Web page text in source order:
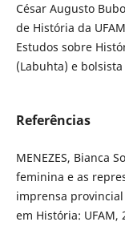
César Augusto
de História da
Estudos sobre
(Labuhta) e
Referências
MENEZES, Bianca
feminina e as
imprensa
em História: UFAM,